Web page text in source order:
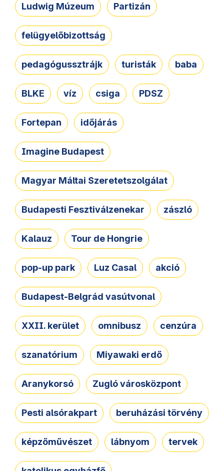
Ludwig Múzeum Partizán
felügyelőbizottság
pedagógussztrájk turisták baba
BLKE víz csiga PDSZ
Fortepan időjárás
Imagine Budapest
Magyar Máltai Szeretetszolgálat
Budapesti Fesztiválzenekar zászló
Kalauz Tour de Hongrie
pop-up park Luz Casal akció
Budapest-Belgrád vasútvonal
XXII. kerület omnibusz cenzúra
szanatórium Miyawaki erdő
Aranykorsó Zugló városközpont
Pesti alsórakpart beruházási törvény
képzőművészet lábnyom tervek